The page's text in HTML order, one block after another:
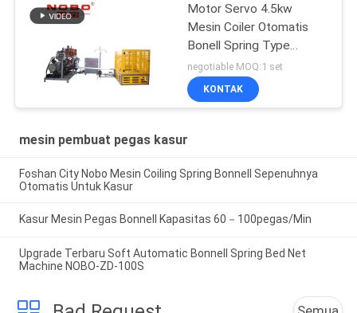
Motor Servo 4.5kw
Mesin Coiler Otomatis
Bonell Spring Type
NOBO-FS-65
negotiable MOQ:1 set
KONTAK
mesin pembuat pegas kasur
Foshan City Nobo Mesin Coiling Spring Bonnell Sepenuhnya
Otomatis Untuk Kasur
Kasur Mesin Pegas Bonnell Kapasitas 60－100pegas/Min
Upgrade Terbaru Soft Automatic Bonnell Spring Bed Net
Machine NOBO-ZD-100S